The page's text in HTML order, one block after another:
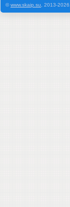
©www.skaip.su , 2013-